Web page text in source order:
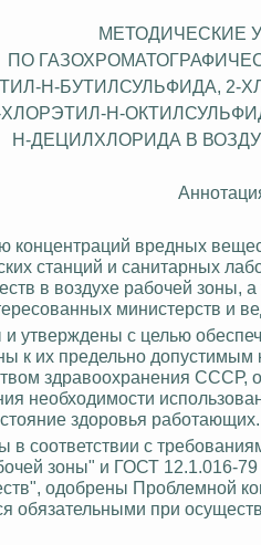
МЕТОДИЧЕСКИЕ
ПО
Н-БУТИЛСУЛЬФИДА, 2-
ХЛОРЭТИЛ-Н-
Н-ДЕЦИЛХЛОРИДА В
концентраций вредных
станций и санитарных
в воздухе рабочей зоны, а
министерств и
утверждены с целью
к их предельно
здравоохранения СССР,
необходимости
здоровья работающих.
в соответствии с
зоны" и ГОСТ 12.1.016-
одобрены Проблемной
обязательными при